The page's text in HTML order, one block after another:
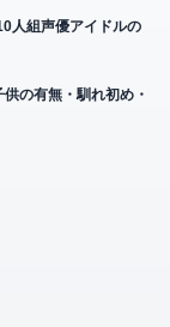
人組声優アイドルの
の有無・馴れ初め・